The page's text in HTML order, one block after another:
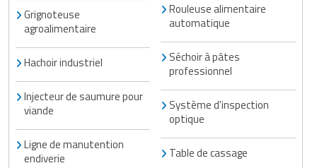
Grignoteuse
agroalimentaire
Hachoir industriel
Injecteur de saumure pour
viande
Ligne de manutention
endiverie
Rouleuse alimentaire
automatique
Séchoir à pâtes
professionnel
Système d'inspection
optique
Table de cassage